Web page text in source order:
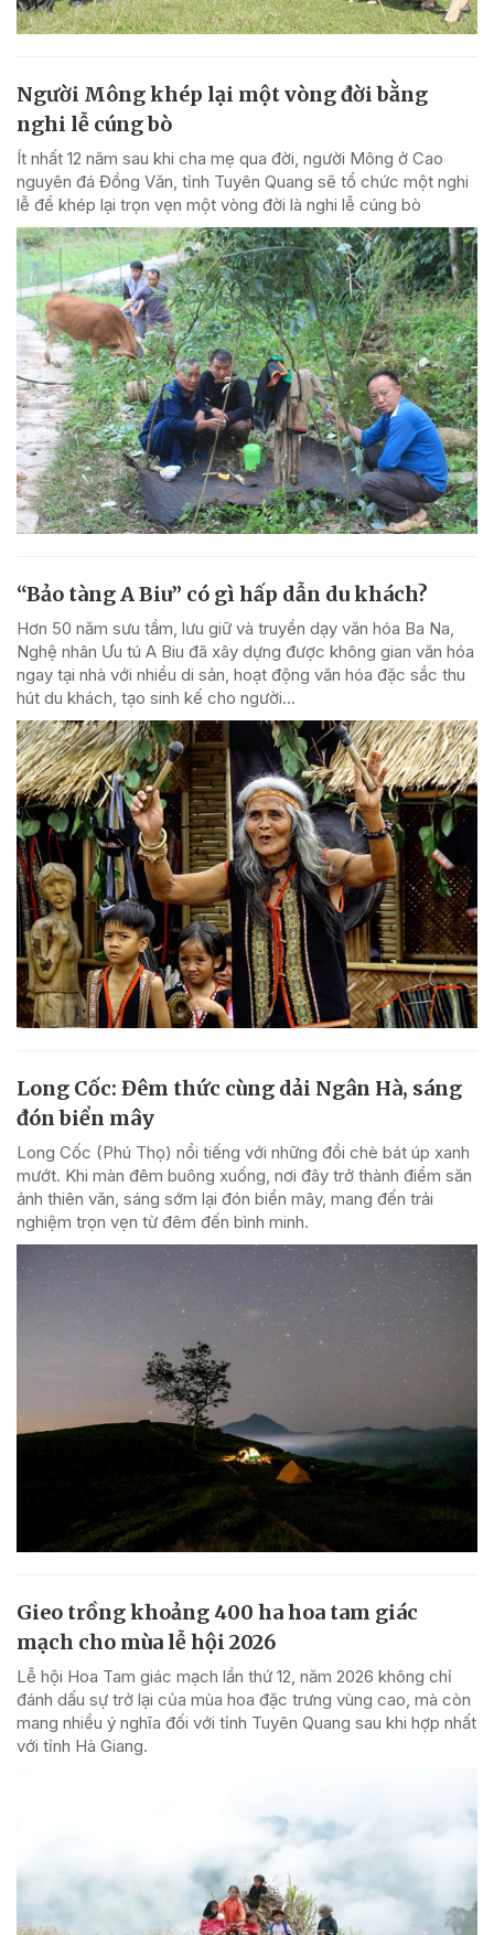
Người Mông khép lại một vòng đời bằng
nghi lễ cúng bò
Ít nhất 12 năm sau khi cha mẹ qua đời, người Mông ở Cao
nguyên đá Đồng Văn, tỉnh Tuyên Quang sẽ tổ chức một nghi
lễ để khép lại trọn vẹn một vòng đời là nghi lễ cúng bò
“Bảo tàng A Biu” có gì hấp dẫn du khách?
Hơn 50 năm sưu tầm, lưu giữ và truyền dạy văn hóa Ba Na,
Nghệ nhân Ưu tú A Biu đã xây dựng được không gian văn hóa
ngay tại nhà với nhiều di sản, hoạt động văn hóa đặc sắc thu
hút du khách, tạo sinh kế cho người...
Long Cốc: Đêm thức cùng dải Ngân Hà, sáng
đón biển mây
Long Cốc (Phú Thọ) nổi tiếng với những đồi chè bát úp xanh
mướt. Khi màn đêm buông xuống, nơi đây trở thành điểm săn
ảnh thiên văn, sáng sớm lại đón biển mây, mang đến trải
nghiệm trọn vẹn từ đêm đến bình minh.
Gieo trồng khoảng 400 ha hoa tam giác
mạch cho mùa lễ hội 2026
Lễ hội Hoa Tam giác mạch lần thứ 12, năm 2026 không chỉ
đánh dấu sự trở lại của mùa hoa đặc trưng vùng cao, mà còn
mang nhiều ý nghĩa đối với tỉnh Tuyên Quang sau khi hợp nhất
với tỉnh Hà Giang.